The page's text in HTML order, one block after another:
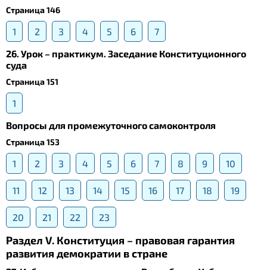
Страница 146
1 2 3 4 5 6
7
26. Урок – практикум. Заседание Конституционного
суда
Страница 151
1
Вопросы для промежуточного самоконтроля
Страница 153
1 2 3 4 5 6 7 8 9 10
11 12 13 14 15 16 17 18 19
20 21 22 23
Раздел V. Конституция – правовая гарантия
развития демократии в стране